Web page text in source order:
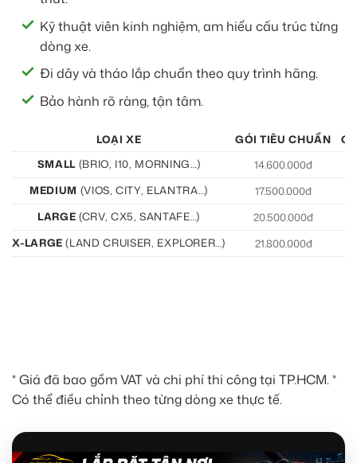
Kỹ thuật viên kinh nghiệm, am hiểu cấu trúc từng
dòng xe.
Đi dây và tháo lắp chuẩn theo quy trình hãng.
Bảo hành rõ ràng, tận tâm.
LOẠI XE GÓI TIÊU CHUẨN
SMALL (BRIO, I10, MORNING…) 14.600.000đ
MEDIUM (VIOS, CITY, ELANTRA…) 17.500.000đ
LARGE (CRV, CX5, SANTAFE…) 20.500.000đ
X-LARGE(LAND CRUISER, EXPLORER…) 21.800.000đ
* Giá đã bao gồm VAT và chi phí thi công tại TP.HCM. *
Có thể điều chỉnh theo từng dòng xe thực tế.